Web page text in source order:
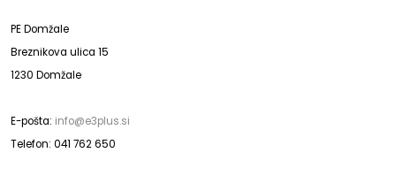
PE Domžale
Breznikova ulica 15
1230 Domžale
E-pošta: info@e3plus.si
Telefon: 041 762 650